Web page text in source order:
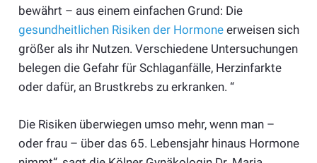
bewährt – aus einem einfachen Grund: Die
gesundheitlichen Risiken der Hormoneerweisen sich
größer als ihr Nutzen. Verschiedene Untersuchungen
belegen die Gefahr für Schlaganfälle, Herzinfarkte
oder dafür, an Brustkrebs zu erkranken. “
Die Risiken überwiegen umso mehr, wenn man –
oder frau – über das 65. Lebensjahr hinaus Hormone